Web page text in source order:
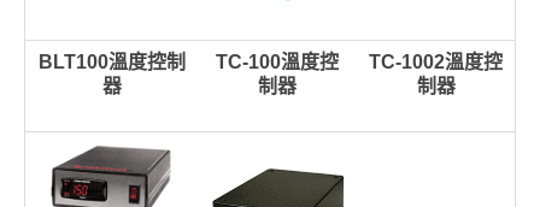
BLT100溫度控制
器
TC-100溫度控
制器
TC-1002溫度控
制器